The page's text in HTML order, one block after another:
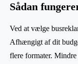
Sådan
Ved at vælge
Afhængigt af dit
flere formater. Mindre